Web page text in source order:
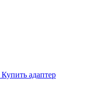
Купить адаптер